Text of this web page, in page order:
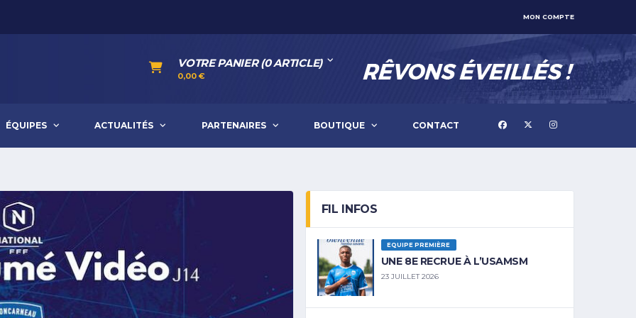
MON COMPTE
VOTRE PANIER (0 ARTICLE)
0,00€
ÉQUIPES ACTUALITÉS PARTENAIRES BOUTIQUE CONTACT
FIL INFOS
EQUIPE PREMIÈRE
UNE 8E RECRUE À L’USAMSM
23 JUILLET 2026